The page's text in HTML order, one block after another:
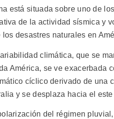
está situada sobre uno de
de la actividad sísmica y
los desastres naturales en
climática, que se
América, se ve exacerbada
cíclico derivado de una
y se desplaza hacia el
del régimen